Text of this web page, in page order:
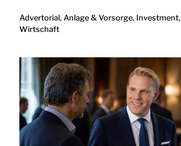
Advertorial, Anlage & Vorsorge, Investment,
Wirtschaft